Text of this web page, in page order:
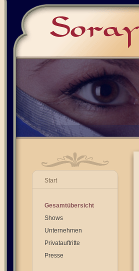
Start
Gesamtübersicht
Shows
Unternehmen
Privatauftritte
Presse